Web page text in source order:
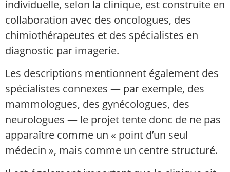
individuelle, selon la clinique, est construite en
collaboration avec des oncologues, des
chimiothérapeutes et des spécialistes en
diagnostic par imagerie.
Les descriptions mentionnent également des
spécialistes connexes — par exemple, des
mammologues, des gynécologues, des
neurologues — le projet tente donc de ne pas
apparaître comme un « point d’un seul
médecin », mais comme un centre structuré.